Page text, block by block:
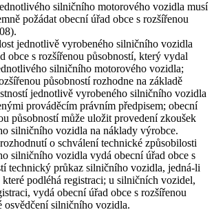
silničního motorového vozidla musí
požádat obecní úřad obce s rozšířenou
jednotlivě vyrobeného silničního vozidla
obce s rozšířenou působností, který vydal
silničního motorového vozidla;
působností rozhodne na základě
jednotlivě vyrobeného silničního vozidla
prováděcím právním předpisem; obecní
působností může uložit provedení zkoušek
silničního vozidla na náklady výrobce.
o schválení technické způsobilosti
silničního vozidla vydá obecní úřad obce s
technický průkaz silničního vozidla, jedná-li
podléhá registraci; u silničních vozidel,
vydá obecní úřad obce s rozšířenou
osvědčení silničního vozidla.